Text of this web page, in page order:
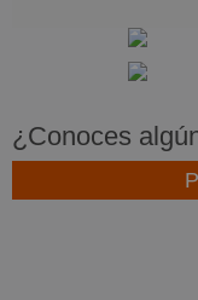
¿Conoces